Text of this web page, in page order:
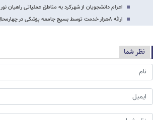
اعزام دانشجویان از شهرکرد به مناطق عملیاتی راهیان نور
ارائه ۸هزار خدمت توسط بسیج جامعه پزشکی در چهارمحال و بختیاری
نظر شما